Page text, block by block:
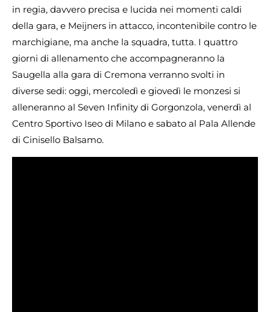
in regia, davvero precisa e lucida nei momenti caldi
della gara, e Meijners in attacco, incontenibile contro le
marchigiane, ma anche la squadra, tutta. I quattro
giorni di allenamento che accompagneranno la
Saugella alla gara di Cremona verranno svolti in
diverse sedi: oggi, mercoledì e giovedì le monzesi si
alleneranno al Seven Infinity di Gorgonzola, venerdì al
Centro Sportivo Iseo di Milano e sabato al Pala Allende
di Cinisello Balsamo.